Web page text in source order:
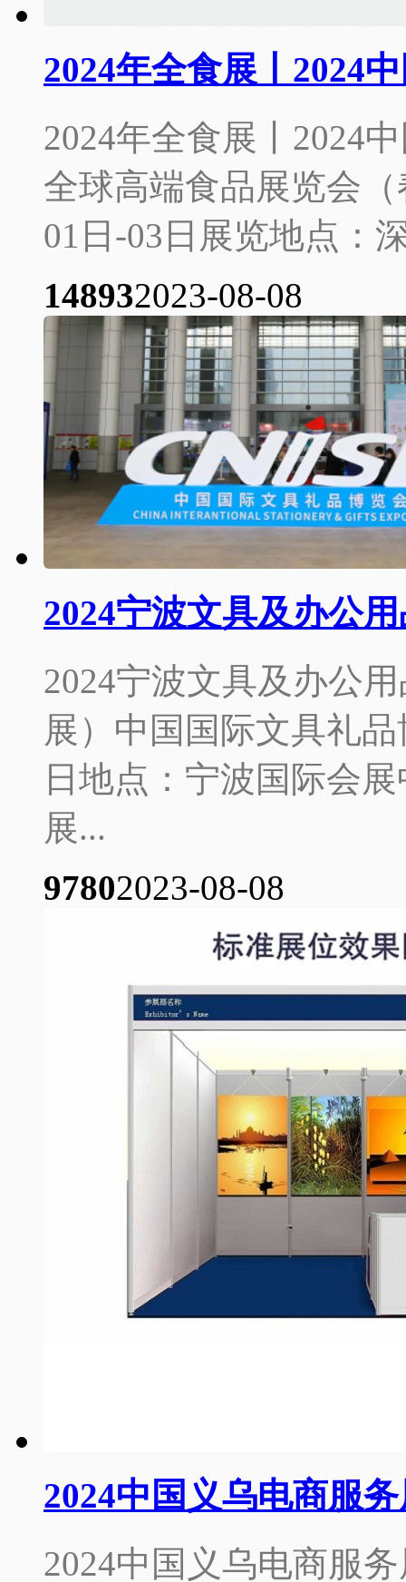
2024年全食展丨2024
2024年全食展丨2024
全球高端食品展览会
01日-03日展览地点：
148932023-08-08
2024宁波文具及办公
2024宁波文具及办公
展）中国国际文具礼
日地点：宁波国际会
展...
97802023-08-08
2024中国义乌电商服
2024中国义乌电商服